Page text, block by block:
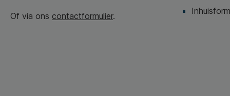
Of via ons contactformulier.